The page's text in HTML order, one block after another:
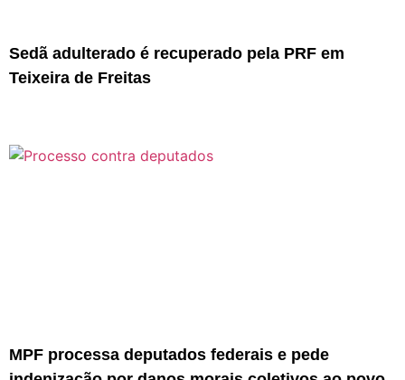
Sedã adulterado é recuperado pela PRF em
Teixeira de Freitas
MPF processa deputados federais e pede